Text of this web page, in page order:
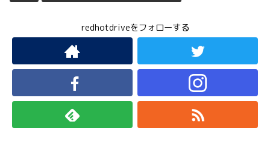
redhotdriveをフォローする